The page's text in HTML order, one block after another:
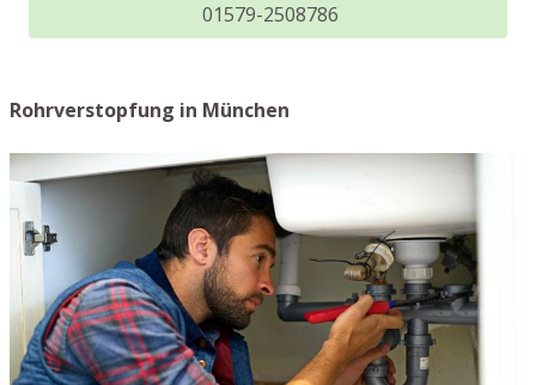
01579-2508786
Rohrverstopfung in München